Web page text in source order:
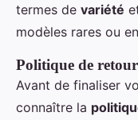
termes de variété
modèles rares ou
Politique de
Avant de finaliser
connaître la